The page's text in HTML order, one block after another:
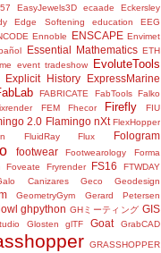
EasyJewels3D ecaade
Eckersley
Edge Softening education
EEG
Ennoble ENSCAPE Envimet
Essential Mathematics ETH
event tradeshow EvoluteTools
Explicit History
ExpressMarine
FABRICATE FabTools Falko
FEM Fhecor Firefly FIU
2.0 Flamingo nXt FlexHopper
FluidRay Flux Fologram
footwear Footwearology
Forma
Foveate Fryrender FS16 FTWDAY
Canizares Geco Geodesign
GeometryGym Gerard Petersen
ghpython GHミーティング GIS
Glosten glTF Goat GrabCAD
GRASSHOPPER